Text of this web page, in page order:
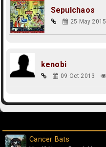
Sepulchaos
25 May 2015
kenobi
09 Oct 2013
Cancer Bats